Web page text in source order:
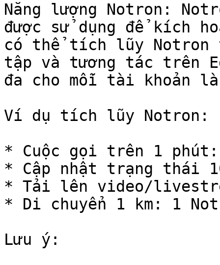
Năng lượng Notron:
được sử dụng để kích
có thể tích lũy Notron
tập và tương tác trên
đa cho mỗi tài khoản
Ví dụ tích lũy Notron:
* Cuộc gọi trên 1
* Cập nhật trạng thái
* Tải lên video/
* Di chuyển 1 km: 1
Lưu ý: